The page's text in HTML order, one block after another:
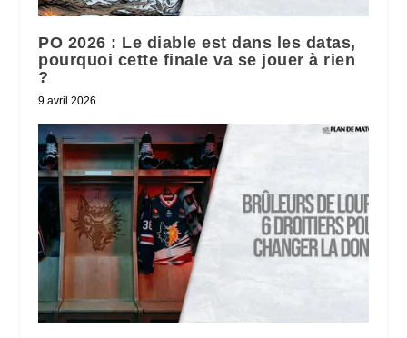
PO 2026 : Le diable est dans les datas,
pourquoi cette finale va se jouer à rien
?
9 avril 2026